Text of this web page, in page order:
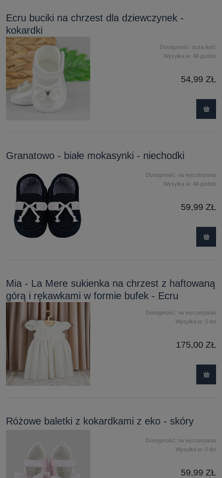
Ecru buciki na chrzest dla dziewczynek -
kokardki
Dostępność: duża ilość
Wysyłka w: 48 godzin
54,99 ZŁ
Granatowo - białe mokasynki - niechodki
Dostępność: na wyczerpaniu
Wysyłka w: 48 godzin
59,99 ZŁ
Mia - La Mere sukienka na chrzest z haftowaną
górą i rękawkami w formie bufek - Ecru
Dostępność: na wyczerpaniu
Wysyłka w: 3 dni
175,00 ZŁ
Różowe baletki z kokardkami z eko - skóry
Dostępność: na wyczerpaniu
Wysyłka w: 3 dni
59,99 ZŁ